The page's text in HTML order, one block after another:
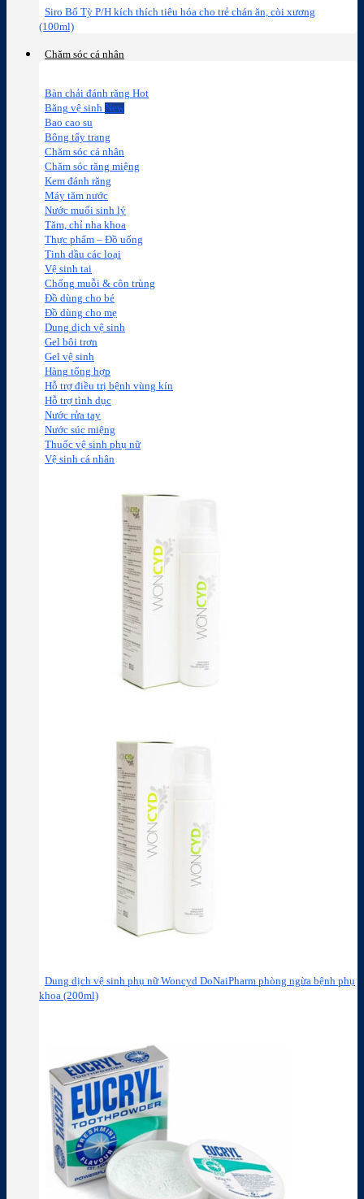
Siro Bổ Tỳ P/H kích thích tiêu hóa cho trẻ chán ăn, còi xương
(100ml)
Chăm sóc cá nhân
Bàn chải đánh răng
Băng vệ sinh
Bao cao su
Bông tẩy trang
Chăm sóc cá nhân
Chăm sóc răng miệng
Kem đánh răng
Máy tăm nước
Nước muối sinh lý
Tăm, chỉ nha khoa
Thực phẩm – Đồ uống
Tinh dầu các loại
Vệ sinh tai
Chống muỗi & côn trùng
Đồ dùng cho bé
Đồ dùng cho mẹ
Dung dịch vệ sinh
Gel bôi trơn
Gel vệ sinh
Hàng tổng hợp
Hỗ trợ điều trị bệnh vùng kín
Hỗ trợ tình dục
Nước rửa tay
Nước súc miệng
Thuốc vệ sinh phụ nữ
Vệ sinh cá nhân
Dung dịch vệ sinh phụ nữ Woncyd DoNaiPharm phòng ngừa bệnh phụ
khoa (200ml)